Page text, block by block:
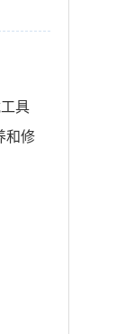
具
和修